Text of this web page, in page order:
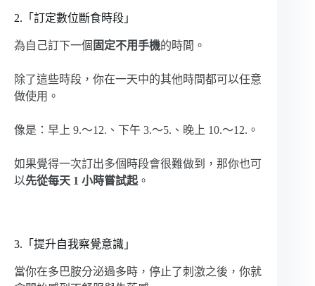
2.「訂定數位斷食時段」
為自己訂下一個 固定不用手機的時間。
除了這些時段，你在一天中的其他時間都可以任意
做使用。
像是：早上 9.～12.、下午 3.～5.、晚上 10.～12.。
如果覺得一次訂出多個時段會很難做到，那你也可
以先從每天 1 小時嘗試起 。
3.「提升自我察覺意識」
當你在多巴胺分泌過多時，停止了刺激之後，你就